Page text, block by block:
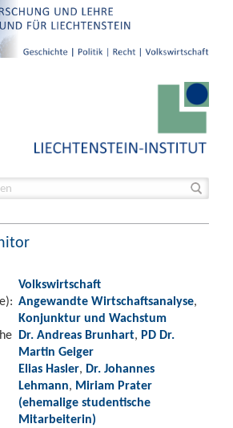
Volkswirtschaft
Angewandte Wirtschaftsanalyse,
Konjunktur und Wachstum
Dr. Andreas Brunhart, PD Dr.
Martin Geiger
Elias Hasler, Dr. Johannes
Lehmann, Miriam Prater
(ehemalige studentische
Mitarbeiterin)